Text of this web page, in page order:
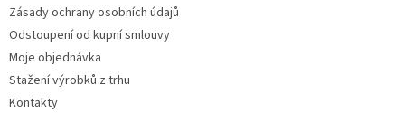
Zásady ochrany osobních údajů
Odstoupení od kupní smlouvy
Moje objednávka
Stažení výrobků z trhu
Kontakty